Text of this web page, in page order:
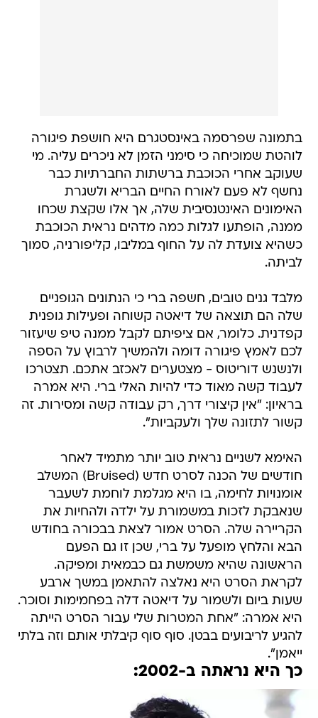
בתמונה שפרסמה באינסטגרם היא חושפת פיגורה
לוהטת שמוכיחה כי סימני הזמן לא ניכרים עליה. מי
שעוקב אחרי הכוכבת ברשתות החברתיות כבר
נחשף לא פעם לאורח החיים הבריא ולשגרת
האימונים האינטנסיבית שלה, אך אלו שקצת שכחו
ממנה, הופתעו לגלות כמה מדהים נראית הכוכבת
כשהיא צועדת לה על החוף במליבו, קליפורניה, סמוך
לביתה.
מלבד גנים טובים, חשפה ברי כי הנתונים הגופניים
שלה הם תוצאה של דיאטה קשוחה ופעילות גופנית
קפדנית. כלומר, אם ציפיתם לקבל ממנה טיפ שיעזור
לכם לאמץ פיגורה דומה ולהמשיך לרבוץ על הספה
ולנשנש דוריטוס - מצטערים לאכזב אתכם. תצטרכו
לעבוד קשה מאוד כדי להיות האלי ברי. היא אמרה
בראיון: "אין קיצורי דרך, רק עבודה קשה ומסירות. זה
קשור לתזונה שלך ולעקביות".
האימא לשניים נראית טוב יותר מתמיד לאחר
חודשים של הכנה לסרט חדש (Bruised) המשלב
אומנויות לחימה, בו היא מגלמת לוחמת לשעבר
שנאבקת לזכות במשמורת על ילדה ולהחיות את
הקריירה שלה. הסרט אמור לצאת בבכורה בחודש
הבא והלחץ מופעל על ברי, שכן זו גם הפעם
הראשונה שהיא משמשת גם כבמאית ומפיקה.
לקראת הסרט היא נאלצה להתאמן במשך ארבע
שעות ביום ולשמור על דיאטה דלה בפחמימות וסוכר.
היא אמרה: "אחת המטרות שלי עבור הסרט הייתה
להגיע לריבועים בבטן. סוף סוף קיבלתי אותם וזה בלתי
ייאמן".
כך היא נראתה ב-2002: